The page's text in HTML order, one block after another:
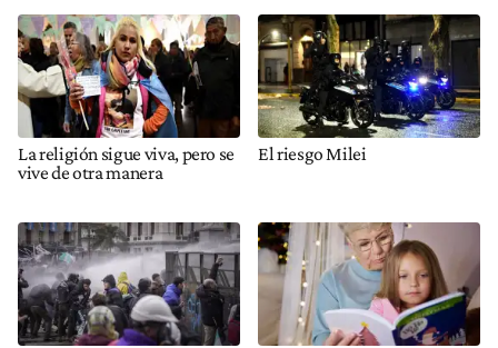
La religión sigue viva, pero se
vive de otra manera
El riesgo Milei